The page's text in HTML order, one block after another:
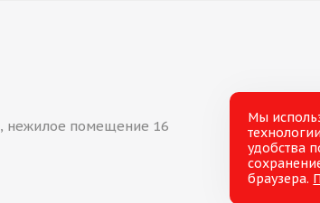
нежилое помещение 16
Мы
удобства
браузера.